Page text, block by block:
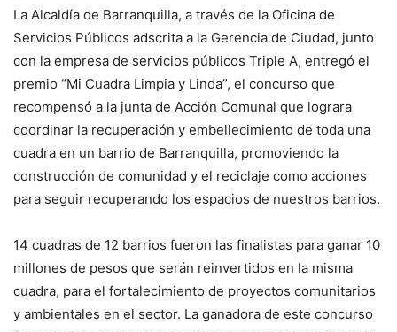
La Alcaldía de Barranquilla, a través de la Oficina de
Servicios Públicos adscrita a la Gerencia de Ciudad, junto
con la empresa de servicios públicos Triple A, entregó el
premio “Mi Cuadra Limpia y Linda”, el concurso que
recompensó a la junta de Acción Comunal que lograra
coordinar la recuperación y embellecimiento de toda una
cuadra en un barrio de Barranquilla, promoviendo la
construcción de comunidad y el reciclaje como acciones
para seguir recuperando los espacios de nuestros barrios.
14 cuadras de 12 barrios fueron las finalistas para ganar 10
millones de pesos que serán reinvertidos en la misma
cuadra, para el fortalecimiento de proyectos comunitarios
y ambientales en el sector. La ganadora de este concurso